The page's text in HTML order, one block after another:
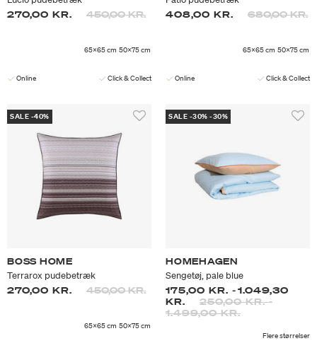
270,00 KR.
Prisen er nedsat fra
450,00 KR.til
65x65 cm 50x75 cm
Online Click & Collect
408,00 KR.
Prisen er
680,00 KR.til
65x65 cm 50x75 cm
Online Click & Collect
SALE -40%
BOSS HOME
Terrarox pudebetræk
270,00 KR.
Prisen er nedsat fra
450,00 KR.til
65x65 cm 50x75 cm
SALE -30% -30%
HOMEHAGEN
Sengetøj, pale blue
175,00 KR. -1.049,30
KR.
250,00 KR.-
1.499,00 KR.
Flere størrelser